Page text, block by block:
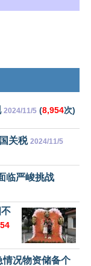
2024/11/5 (8,954次)
关税 2024/11/5
临严峻挑战
况物资储备个